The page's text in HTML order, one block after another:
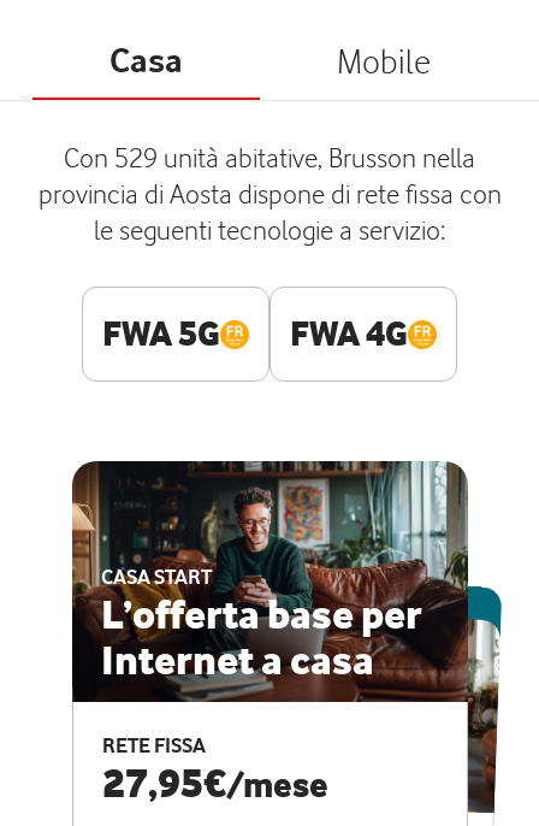
Casa Mobile
Con 529 unità abitative, Brusson nella
provincia di Aosta dispone di rete fissa con
le seguenti tecnologie a servizio:
FWA 5G FWA 4G
CASA START
L’offerta base per
Internet a casa
RETE FISSA
27,95€/mese
ESCLUSIVA ONLINE
CASA PRO
Internet veloce e
vantaggi speciali